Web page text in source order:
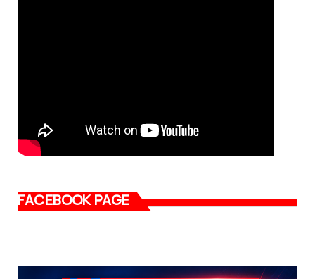
FACEBOOK PAGE